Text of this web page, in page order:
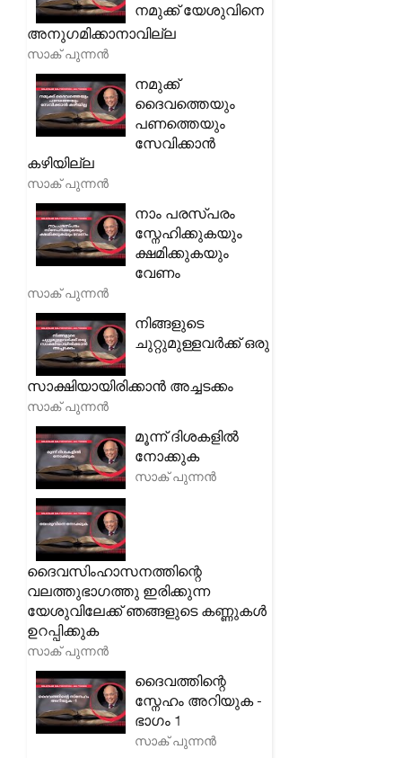
നമുക്ക് യേശുവിനെ
അനുഗമിക്കാനാവില്ല
സാക് പുന്നൻ
നമുക്ക്
ദൈവത്തെയും
പണത്തെയും
സേവിക്കാൻ
കഴിയില്ല
സാക് പുന്നൻ
നാം പരസ്പരം
സ്നേഹിക്കുകയും
ക്ഷമിക്കുകയും
വേണം
സാക് പുന്നൻ
നിങ്ങളുടെ
ചുറ്റുമുള്ളവർക്ക് ഒരു
സാക്ഷിയായിരിക്കാൻ അച്ചടക്കം
സാക് പുന്നൻ
മൂന്ന് ദിശകളിൽ
നോക്കുക
സാക് പുന്നൻ
ദൈവസിംഹാസനത്തിന്റെ
വലത്തുഭാഗത്തു ഇരിക്കുന്ന
യേശുവിലേക്ക് ഞങ്ങളുടെ കണ്ണുകൾ
ഉറപ്പിക്കുക
സാക് പുന്നൻ
ദൈവത്തിന്റെ
സ്നേഹം അറിയുക -
ഭാഗം 1
സാക് പുന്നൻ